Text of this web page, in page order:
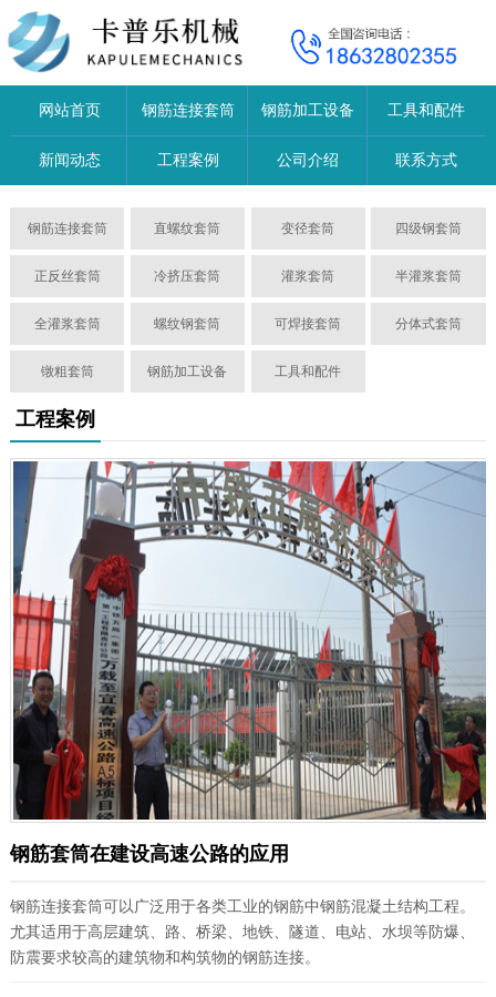
网站首页 钢筋连接套筒 钢筋加工设备 工具和配件
新闻动态 工程案例 公司介绍 联系方式
钢筋连接套筒 直螺纹套筒 变径套筒 四级钢套筒
正反丝套筒 冷挤压套筒 灌浆套筒 半灌浆套筒
全灌浆套筒 螺纹钢套筒 可焊接套筒 分体式套筒
镦粗套筒 钢筋加工设备 工具和配件
工程案例
钢筋套筒在建设高速公路的应用
钢筋连接套筒可以广泛用于各类工业的钢筋中钢筋混凝土结构工程。
尤其适用于高层建筑、路、桥梁、地铁、隧道、电站、水坝等防爆、
防震要求较高的建筑物和构筑物的钢筋连接。